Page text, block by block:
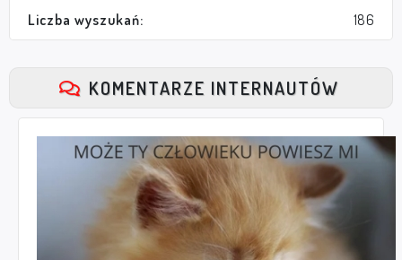
Liczba wyszukań: 186
KOMENTARZE INTERNAUTÓW